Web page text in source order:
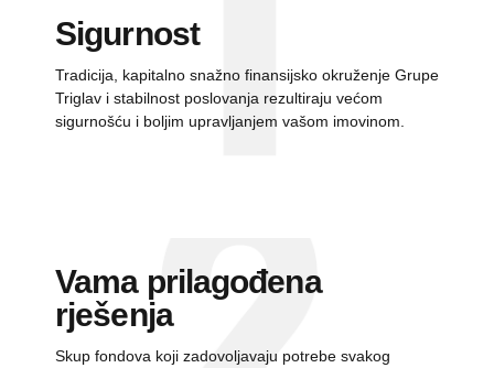
Sigurnost
Tradicija, kapitalno snažno finansijsko okruženje Grupe
Triglav i stabilnost poslovanja rezultiraju većom
sigurnošću i boljim upravljanjem vašom imovinom.
Vama prilagođena
rješenja
Skup fondova koji zadovoljavaju potrebe svakog